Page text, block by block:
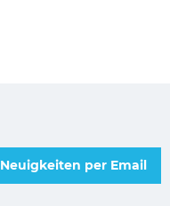
Neuigkeiten per Email